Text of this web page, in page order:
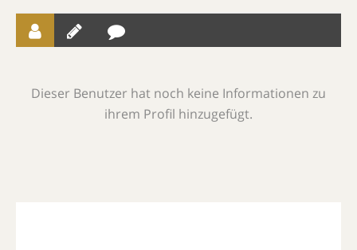
Dieser Benutzer hat noch keine Informationen zu
ihrem Profil hinzugefügt.